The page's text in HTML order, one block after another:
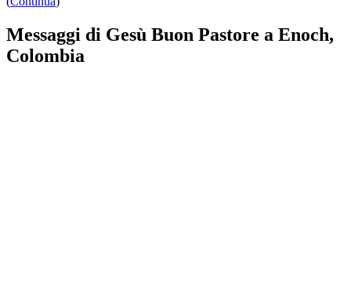
Messaggi di Gesù Buon Pastore a Enoch,
Colombia